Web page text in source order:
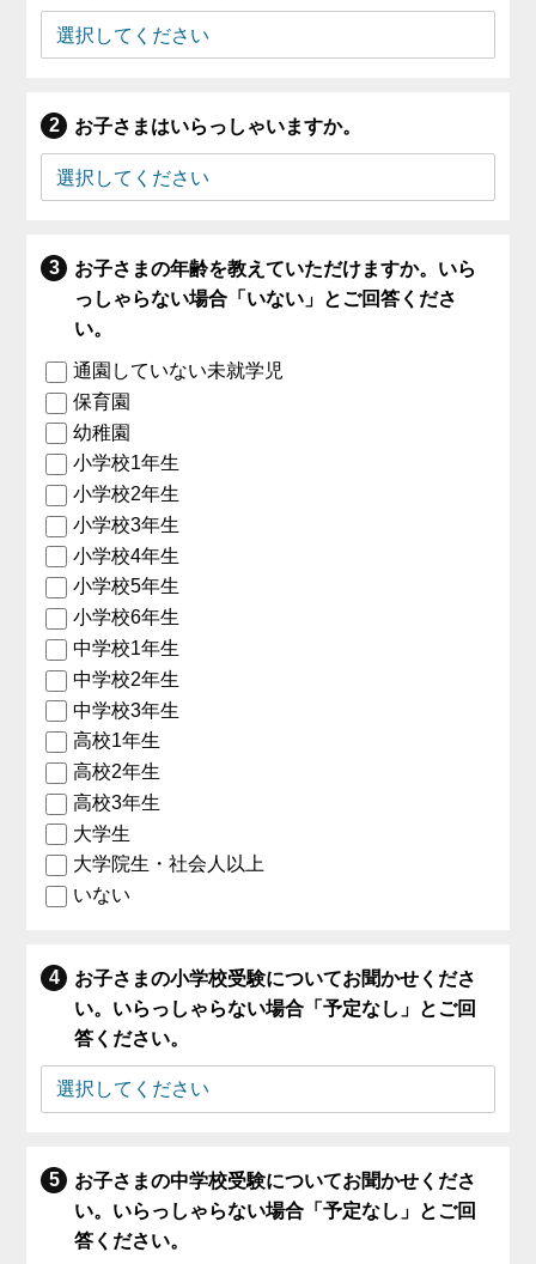
お子さまはいらっしゃいますか。
お子さまの年齢を教えていただけますか。いら
っしゃらない場合「いない」とご回答くださ
い。
通園していない未就学児
保育園
幼稚園
小学校1年生
小学校2年生
小学校3年生
小学校4年生
小学校5年生
小学校6年生
中学校1年生
中学校2年生
中学校3年生
高校1年生
高校2年生
高校3年生
大学生
大学院生・社会人以上
いない
お子さまの小学校受験についてお聞かせくださ
い。いらっしゃらない場合「予定なし」とご回
答ください。
お子さまの中学校受験についてお聞かせくださ
い。いらっしゃらない場合「予定なし」とご回
答ください。